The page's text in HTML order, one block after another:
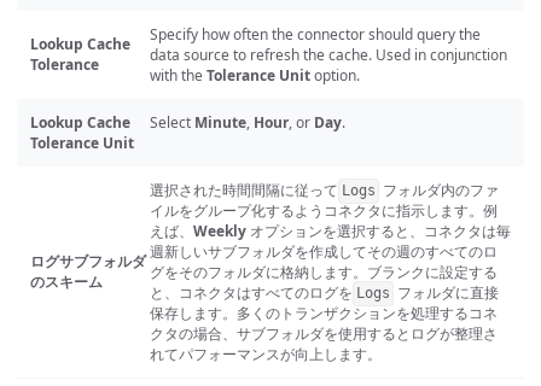
Lookup Cache
Tolerance
Specify how often the connector should query the
data source to refresh the cache. Used in conjunction
with the Tolerance Unitoption.
Lookup Cache
Tolerance Unit
Select Minute, Hour, or Day.
ログサブフォルダ
のスキーム
選択された時間間隔に従って Logs フォルダ内のファ
イルをグループ化するようコネクタに指示します。例
えば、 Weekly オプションを選択すると、コネクタは毎
週新しいサブフォルダを作成してその週のすべてのロ
グをそのフォルダに格納します。ブランクに設定する
と、コネクタはすべてのログを Logs フォルダに直接
保存します。多くのトランザクションを処理するコネ
クタの場合、サブフォルダを使用するとログが整理さ
れてパフォーマンスが向上します。